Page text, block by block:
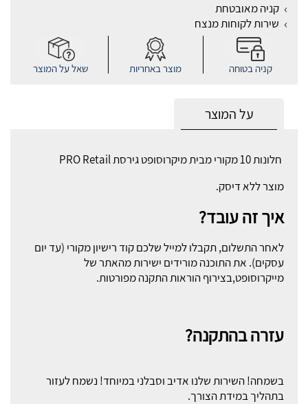
קניה מאובטחת
שירות לקוחות מנצח
קניה בטוחה מוצר באחריות שאל על המוצר
על המוצר
חלונות 10 מקורי מבית מיקרוסופט גירסת PRO Retail
מוצר ללא דיסק.
איך זה עובד?
לאחר התשלום, תקבלו למייל שלכם קוד רישיון מקורי (עד יום
עסקים). את התוכנה מורידים ישירות מהאתר של
מייקרוסופט,בצירוף הוראות התקנה מפורטות.
עזרה בהתקנה?
בשמחה! השירות שלנו אדיב וסבלני במיוחד! נשמח לעזור
בתהליך במידת הצורך.